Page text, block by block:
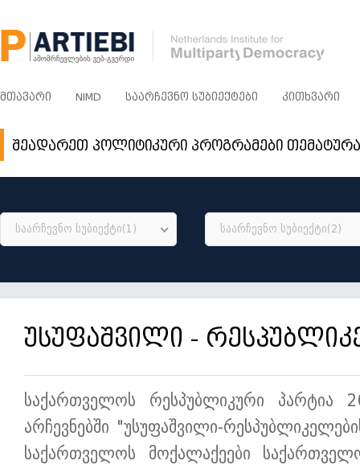
ᲛᲗᲐᲕᲐᲠᲘ NIMD ᲡᲐᲐᲠᲩᲔᲕᲜᲝ ᲡᲣᲑᲘᲔᲥᲢᲔᲑᲘ ᲙᲘᲗᲮᲕᲐᲠᲘ
შეადარეთ პოლიტიკური პროგრამები
საარჩევნო სუბიექტი(1) საარჩევნო სუბიექტი(2)
უსუფაშვილი -
საქართველოს რესპუბლიკური
არჩევნებში "უსუფაშვილი-
საქართველოს მოქალაქეები